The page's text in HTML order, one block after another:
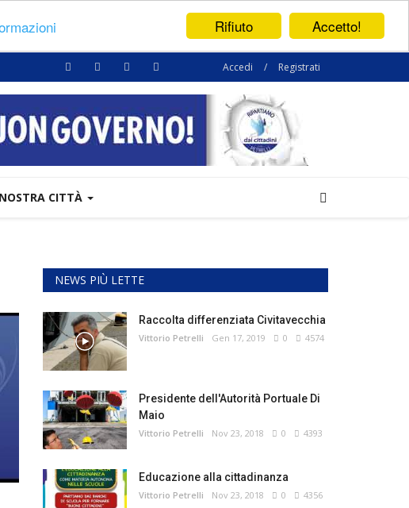
Accetto!
Rifiuto
Accedi / Registrati
CITTÀ
NEWS PIÙ LETTE
Raccolta differenziata Civitavecchia
Vittorio Petrelli Gen 17, 2019 0 4574
Presidente dell'Autorità Portuale Di
Maio
Vittorio Petrelli Nov 23, 2018 0 4393
Educazione alla cittadinanza
Vittorio Petrelli Nov 23, 2018 0 4356